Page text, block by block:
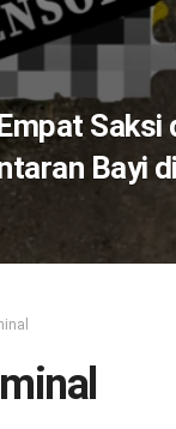
Saksi
Bayi